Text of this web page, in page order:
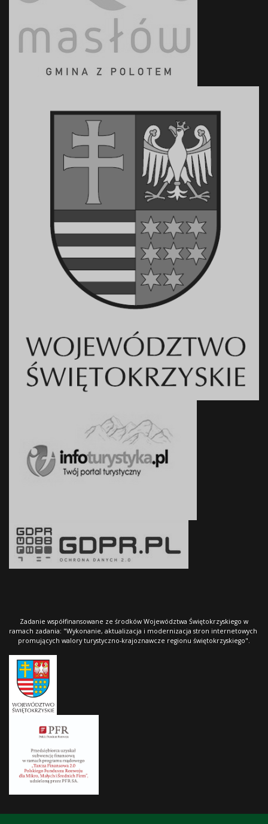
Zadanie współfinansowane ze środków Województwa Świętokrzyskiego w
ramach zadania: "Wykonanie, aktualizacja i modernizacja stron internetowych
promujących walory turystyczno-krajoznawcze regionu świętokrzyskiego".